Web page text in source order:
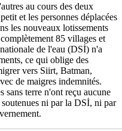
au cours des deux
et les personnes déplacées
les nouveaux lotissements
85 villages et
de l'eau (DSİ) n'a
ce qui oblige des
vers Siirt, Batman,
de maigres indemnités.
sans terre n'ont reçu aucune
ni par la DSİ, ni par